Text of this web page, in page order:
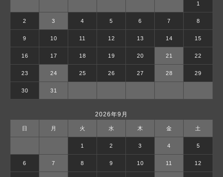
1
2 3 4 5 6 7 8
9 10 11 12 13 14 15
16 17 18 19 20 21 22
23 24 25 26 27 28 29
30 31
2026年9月
日 月 火 水 木 金 土
1 2 3 4 5
6 7 8 9 10 11 12